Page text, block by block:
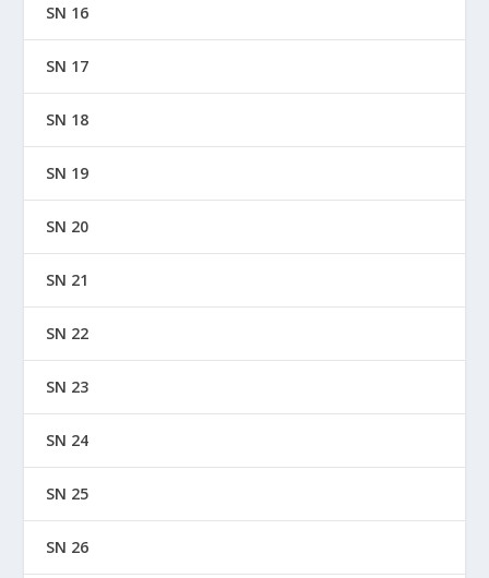
SN 16
SN 17
SN 18
SN 19
SN 20
SN 21
SN 22
SN 23
SN 24
SN 25
SN 26